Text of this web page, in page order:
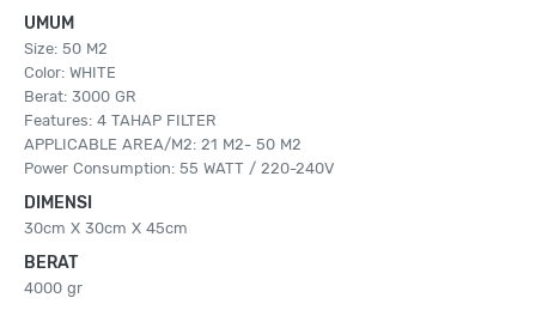
UMUM
Size: 50 M2
Color: WHITE
Berat: 3000 GR
Features: 4 TAHAP FILTER
APPLICABLE AREA/M2: 21 M2- 50 M2
Power Consumption: 55 WATT / 220-240V
DIMENSI
30cm X 30cm X 45cm
BERAT
4000 gr